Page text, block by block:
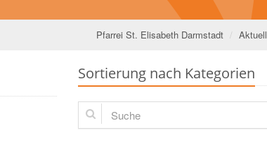
Pfarrei St. Elisabeth Darmstadt Aktuell
Sortierung nach Kategorien
Suche